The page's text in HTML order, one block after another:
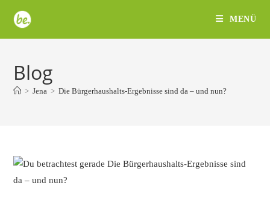
Inhalt
springen
MENÜ
Blog
> Jena > Die Bürgerhaushalts-Ergebnisse sind da – und nun?